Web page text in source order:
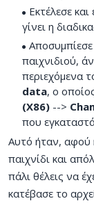
Εκτέλεσε
γίνει η
παιχνιδιού,
περιεχόμενα
data, ο
(Χ86) -->
που
Αυτό ήταν, αφού
παιχνίδι και
πάλι θέλεις να
κατέβασε το